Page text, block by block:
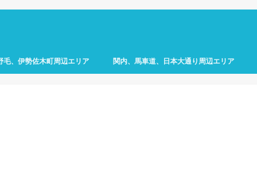
毛、伊勢佐木町周辺エリア 関内、馬車道、日本大通り周辺エリア